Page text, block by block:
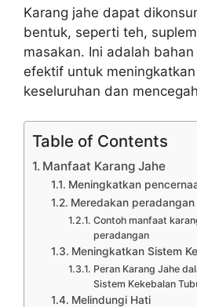
Karang jahe dapat
bentuk, seperti teh,
masakan. Ini adalah
efektif untuk
keseluruhan dan
Table of Contents
Manfaat Karang Jahe
Meningkatkan
Meredakan peradangan
Contoh manfaat
peradangan
Meningkatkan Sistem
Peran Karang Jahe
Sistem Kekebalan
Melindungi Hati